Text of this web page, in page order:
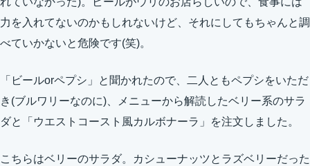
力を入れてないのかもしれないけど、それにしてもちゃんと調
べていかないと危険です(笑)。
「ビールorペプシ」と聞かれたので、二人ともペプシをいただ
き(ブルワリーなのに)、メニューから解読したベリー系のサラ
ダと「ウエストコースト風カルボナーラ」を注文しました。
こちらはベリーのサラダ。カシューナッツとラズベリーだった